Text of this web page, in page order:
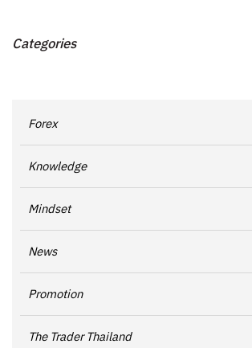
Categories
Forex
Knowledge
Mindset
News
Promotion
The Trader Thailand